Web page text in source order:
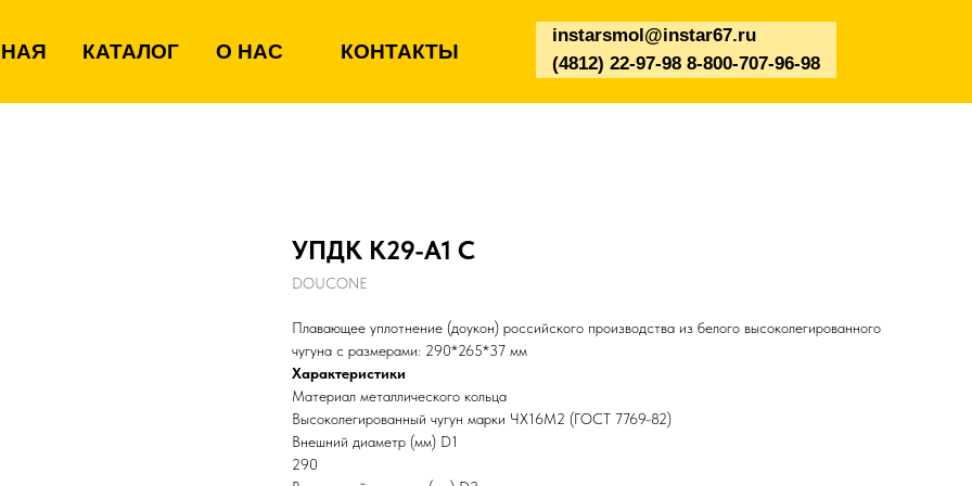
КАТАЛОГ О НАС КОНТАКТЫ
(4812) 22-97-98 8-800-707-96-98
instarsmol@instar67.ru
УПДК К29-А1 С
DOUCONE
Плавающее уплотнение (доукон) российского производства из белого высоколегированного
чугуна с размерами: 290*265*37 мм
Характеристики
Материал металлического кольца
Высоколегированный чугун марки ЧХ16М2 (ГОСТ 7769-82)
Внешний диаметр (мм) D1
290